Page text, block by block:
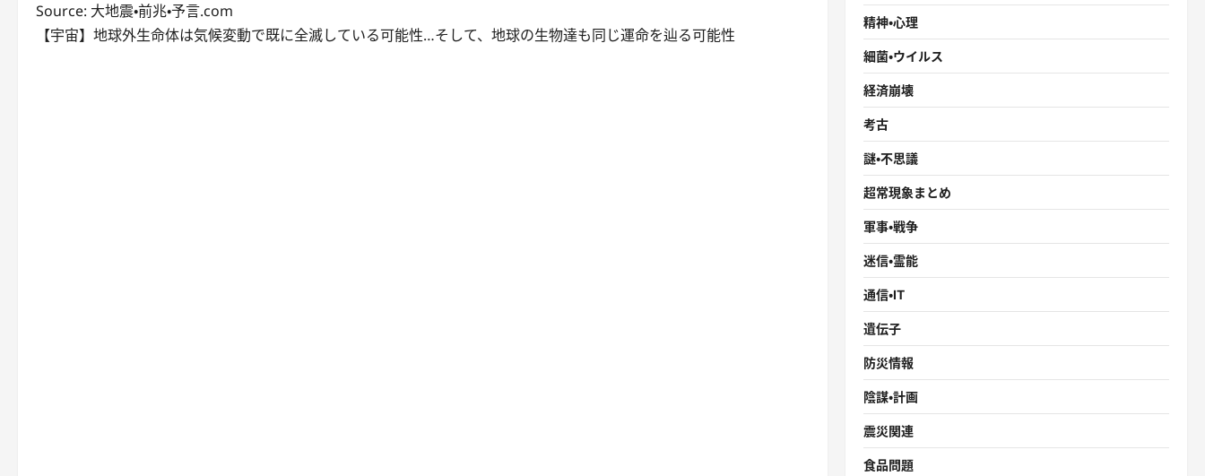
Source: 大地震・前兆・予言.com
【宇宙】地球外生命体は気候変動で既に全滅している可能性…そして、地球の生物達も同じ運命を辿る可能性
精神・心理
細菌・ウイルス
経済崩壊
考古
謎・不思議
超常現象まとめ
軍事・戦争
迷信・霊能
通信・IT
遺伝子
防災情報
陰謀・計画
震災関連
食品問題